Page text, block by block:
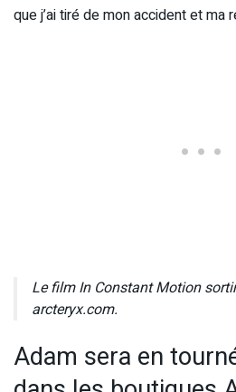
que j’ai tiré de mon accident et ma
Le film In Constant Motion
arcteryx.com.
Adam sera en